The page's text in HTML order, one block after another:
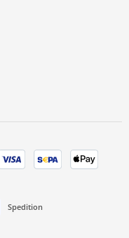
Spedition